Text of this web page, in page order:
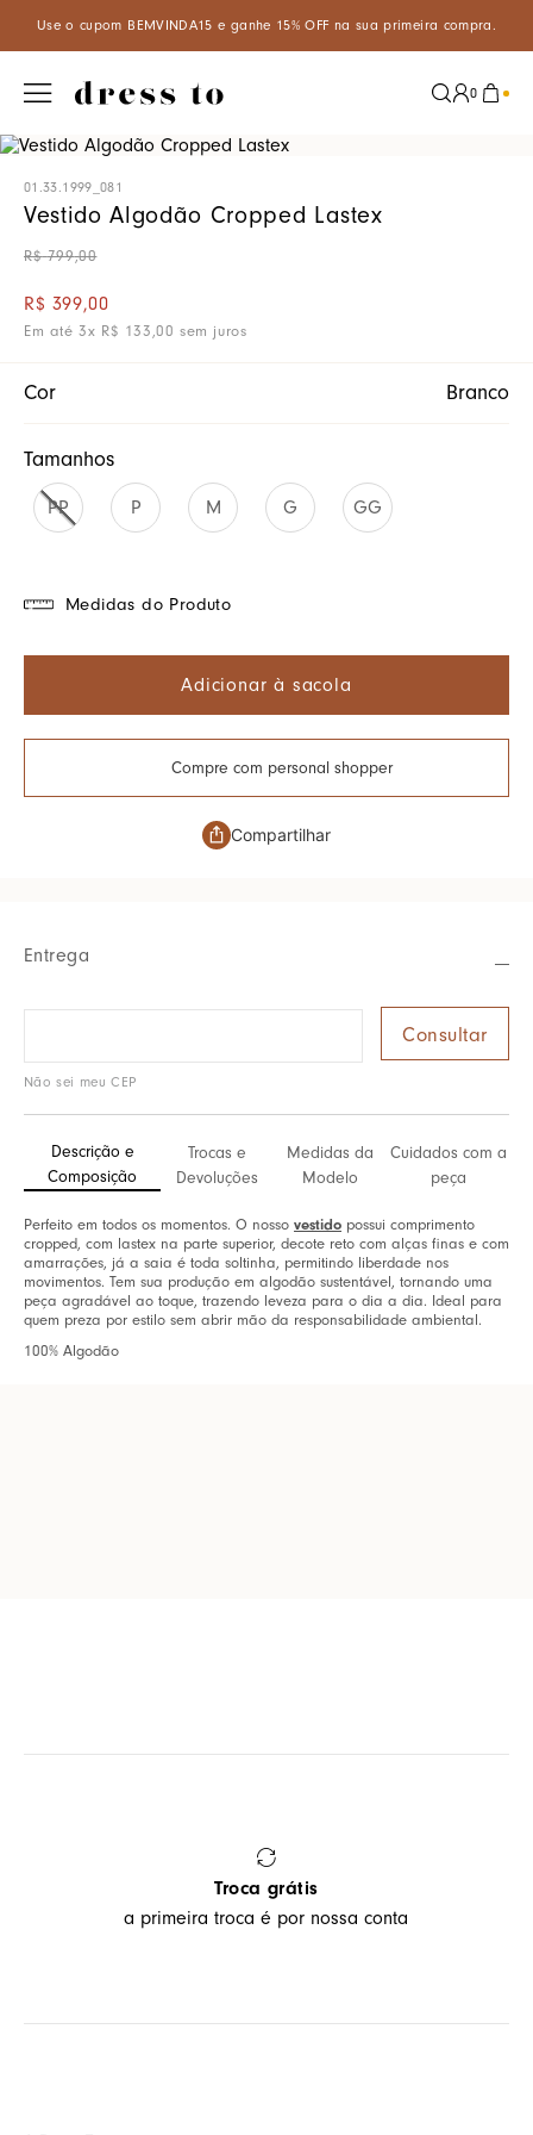
Use o cupom BEMVINDA15 e ganhe 15% OFF na sua primeira compra.
0
01.33.1999_081
Vestido Algodão Cropped Lastex
R$ 799,00
R$ 399,00
Em até3x R$ 133 ,00 sem juros
Cor Branco
Tamanhos
PP P M G GG
Medidas do Produto
Adicionar à sacola
Compre com personal shopper
Compartilhar
Entrega
Não sei meu CEP
Descrição e
Composição
Trocas e
Devoluções
Medidas da
Modelo
Cuidados com a
peça
Perfeito em todos os momentos. O nosso vestido possui comprimento
cropped, com lastex na parte superior, decote reto com alças finas e com
amarrações, já a saia é toda soltinha, permitindo liberdade nos
movimentos. Tem sua produção em algodão sustentável, tornando uma
peça agradável ao toque, trazendo leveza para o dia a dia. Ideal para
quem preza por estilo sem abrir mão da responsabilidade ambiental.
100% Algodão
Troca grátis
a primeira troca é por nossa conta